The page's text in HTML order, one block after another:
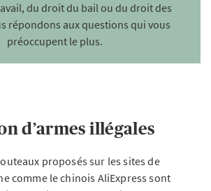
du droit du bail ou du droit des
répondons aux questions qui vous
préoccupent le plus.
d’armes illégales
proposés sur les sites de
comme le chinois AliExpress sont